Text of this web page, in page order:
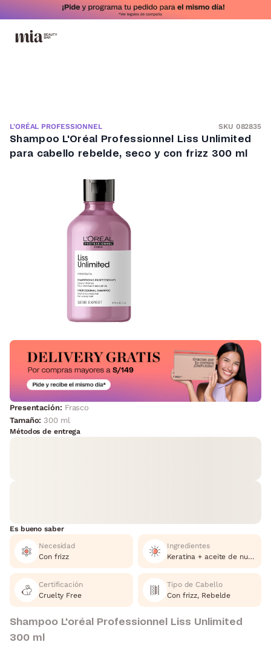
L'ORÉAL PROFESSIONNEL SKU 082835
Shampoo L'Oréal Professionnel Liss Unlimited
para cabello rebelde, seco y con frizz 300 ml
Presentación: Frasco
Tamaño:300 ml
Métodos de entrega
Es bueno saber
Necesidad
Con frizz
Ingredientes
Keratina + aceite de nuez kukui
Certificación
Cruelty Free
Tipo de Cabello
Con frizz, Rebelde
Shampoo L'oréal Professionnel Liss Unlimited
300 ml